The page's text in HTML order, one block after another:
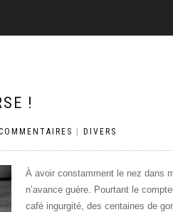
!
DIVERS
À avoir constamment le nez dans
n’avance guère. Pourtant le
café ingurgité, des centaines de